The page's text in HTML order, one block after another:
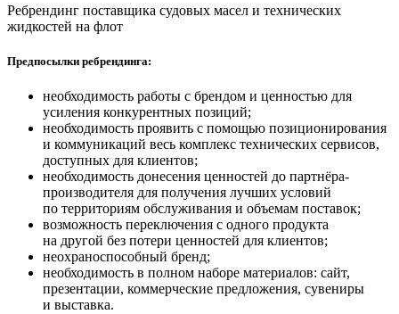
Ребрендинг поставщика судовых масел и технических
жидкостей на флот
Предпосылки ребрендинга:
необходимость работы с брендом и ценностью для
усиления конкурентных позиций;
необходимость проявить с помощью позиционирования
и коммуникаций весь комплекс технических сервисов,
доступных для клиентов;
необходимость донесения ценностей до партнёра-
производителя для получения лучших условий
по территориям обслуживания и объемам поставок;
возможность переключения с одного продукта
на другой без потери ценностей для клиентов;
неохраноспособный бренд;
необходимость в полном наборе материалов: сайт,
презентации, коммерческие предложения, сувениры
и выставка.